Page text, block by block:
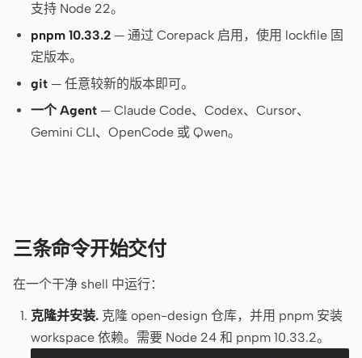
Claude Code
OpenCode
Gemini CLI
GitHub Copilot CLI
DeepSeek TUI
Trae CLI
Aider
支持 Node 22。
pnpm 10.33.2 — 通过 Corepack 启用，使用 lockfile 固
定版本。
git — 任意较新的版本即可。
一个 Agent — Claude Code、Codex、Cursor、
Gemini CLI、OpenCode 或 Qwen。
三条命令开始交付
在一个干净 shell 中运行：
克隆并安装. 克隆 open-design 仓库，并用 pnpm 安装
workspace 依赖。需要 Node 24 和 pnpm 10.33.2。